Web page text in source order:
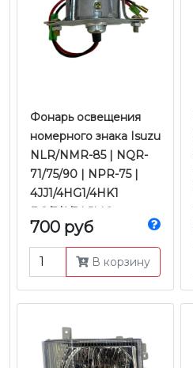
Фонарь освещения
номерного знака Isuzu
NLR/NMR-85 | NQR-
71/75/90 | NPR-75 |
4JJ1/4HG1/4HK1
Е-2/3/4/5 | JMC
700 руб
В корзину